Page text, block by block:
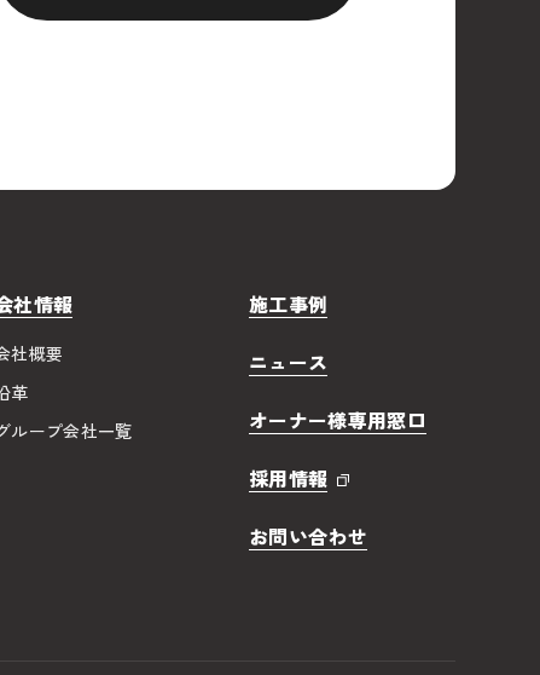
社情報
社概要
革
ループ会社一覧
施工事例
ニュース
オーナー様専用窓口
採用情報
お問い合わせ